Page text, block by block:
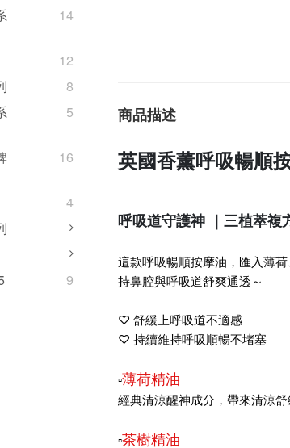
14
12
8
5
16
4
9
商品描述
英國香薰呼吸暢順
呼吸道守護神 三植萃複
這款呼吸暢順按摩油，匯入薄
持鼻腔與呼吸道舒爽通透～
♡ 舒緩上呼吸道不適感
♡ 持續維持呼吸順暢不堵塞
▫️薄荷精油
經典清涼醒神成分，帶來清涼
▫️茶樹精油